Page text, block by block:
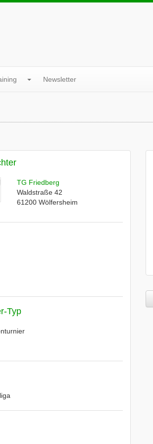
Newsletter
TG Friedberg
Waldstraße 42
61200 Wölfersheim
Typ